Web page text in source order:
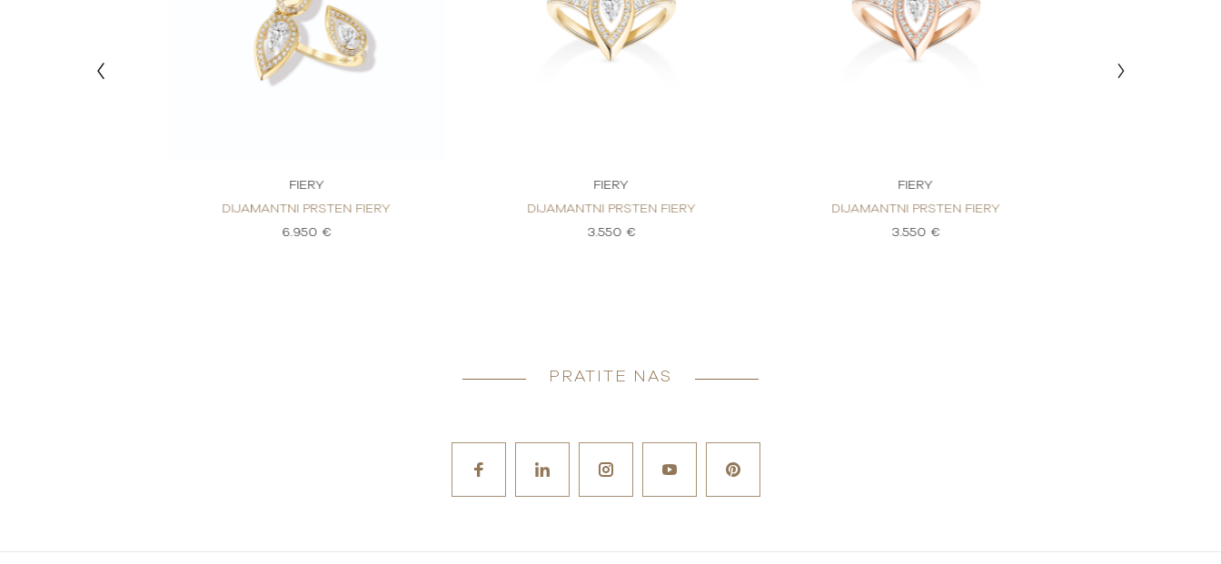
FIERY
DIJAMANTNI PRSTEN FIERY
6.950 €
FIERY
DIJAMANTNI PRSTEN FIERY
3.550 €
FIERY
DIJAMANTNI PRSTEN FIERY
3.550 €
PRATITE NAS